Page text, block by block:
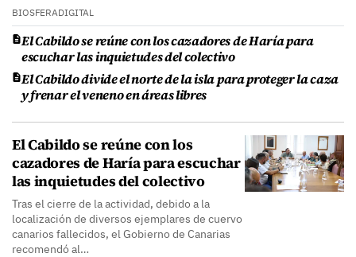
BIOSFERADIGITAL
El Cabildo se reúne con los cazadores de Haría para
escuchar las inquietudes del colectivo
El Cabildo divide el norte de la isla para proteger la caza
y frenar el veneno en áreas libres
El Cabildo se reúne con los
cazadores de Haría para escuchar
las inquietudes del colectivo
Tras el cierre de la actividad, debido a la
localización de diversos ejemplares de cuervo
canarios fallecidos, el Gobierno de Canarias
recomendó al…